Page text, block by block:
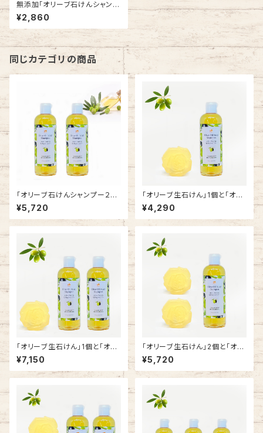
無添加「オリーブ石けんシャンプ
ー」
¥2,860
同じカテゴリの商品
「オリーブ石けんシャンプー２本
セット」
¥5,720
「オリーブ生石けん」1個と「オリ
ーブ石けんシャンプー」1本
¥4,290
「オリーブ生石けん」1個と「オリ
ーブ石けんシャンプー」2本のセ
ット商品
¥7,150
「オリーブ生石けん」2個と「オリ
ーブ石けんシャンプー」1本のセ
ット商品
¥5,720